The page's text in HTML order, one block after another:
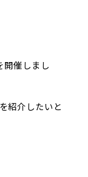
催しまし
紹介したいと